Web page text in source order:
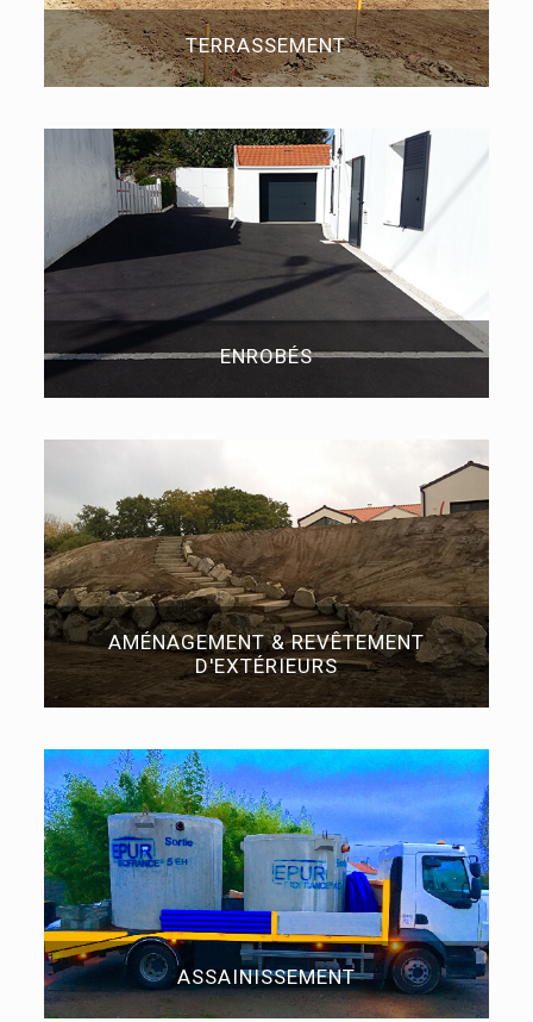
TERRASSEMENT
ENROBÉS
AMÉNAGEMENT & REVÊTEMENT
D'EXTÉRIEURS
ASSAINISSEMENT